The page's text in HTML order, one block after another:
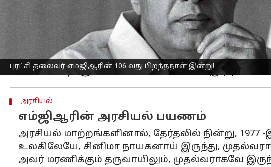
புரட்சி தலைவர் எம்ஜிஆரின் 106 வது பிறந்தநாள் இன்று!
தனது திரைப்பயணத்தை தொடங்கினார்.
தொடர்ந்து நாடோடி மன்னன், அலிபாபாவும்
நீங்கா இடம் பெற்றார்.
பின்னர், திரைப்படங்களின் மூலமாக புரட்சிகர
போன்ற படங்கள் அவரின் கருத்துகளை
அரசியல்
எம்ஜிஆரின் அரசியல் பயணம்
அரசியல் மாற்றங்களினால், தேர்தலில் நின்று,
உலகிலேயே, சினிமா நாயகனாய் இருந்து,
அவர் மரணிக்கும் தருவாயிலும், முதல்வராகவே